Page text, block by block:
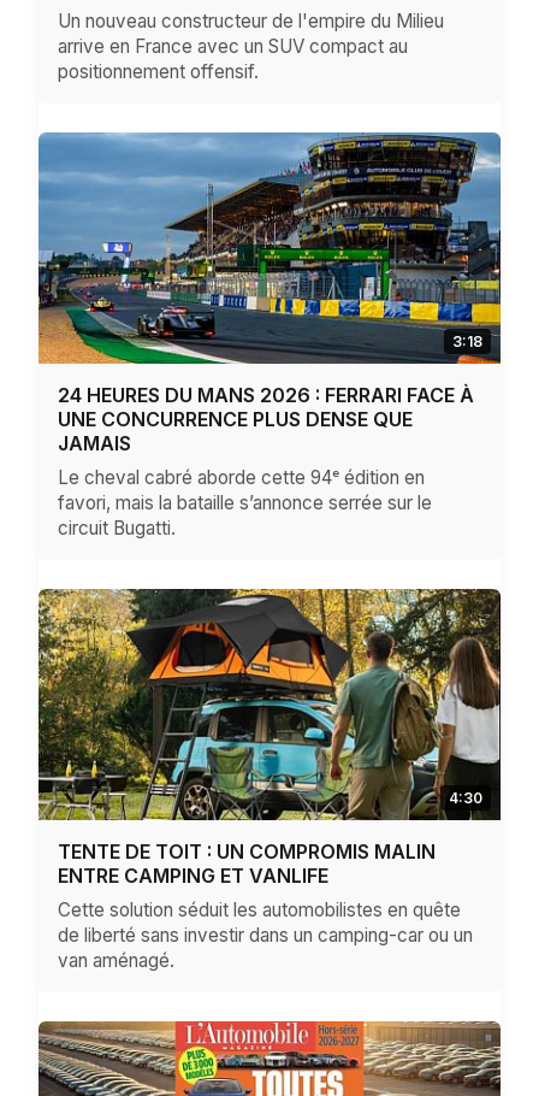
Un nouveau constructeur de l'empire du Milieu
arrive en France avec un SUV compact au
positionnement offensif.
3:18
24 HEURES DU MANS 2026 : FERRARI FACE À
UNE CONCURRENCE PLUS DENSE QUE
JAMAIS
Le cheval cabré aborde cette 94ᵉ édition en
favori, mais la bataille s’annonce serrée sur le
circuit Bugatti.
4:30
TENTE DE TOIT : UN COMPROMIS MALIN
ENTRE CAMPING ET VANLIFE
Cette solution séduit les automobilistes en quête
de liberté sans investir dans un camping-car ou un
van aménagé.